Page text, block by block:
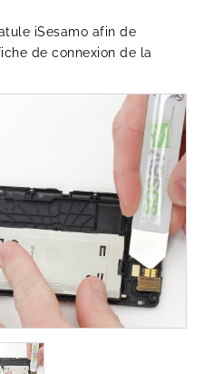
iSesamo afin de
de connexion de la